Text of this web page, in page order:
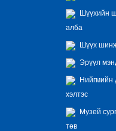
Шүүхийн
алба
Шүүх
Эрүүл
Нийгмийн
хэлтэс
Музей
төв